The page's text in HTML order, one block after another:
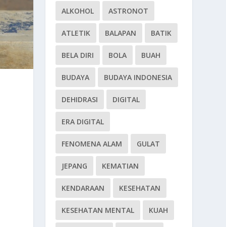
ALKOHOL ASTRONOT
ATLETIK BALAPAN BATIK
BELA DIRI BOLA BUAH
BUDAYA BUDAYA INDONESIA
DEHIDRASI DIGITAL
ERA DIGITAL
FENOMENA ALAM GULAT
JEPANG KEMATIAN
KENDARAAN KESEHATAN
KESEHATAN MENTAL KUAH